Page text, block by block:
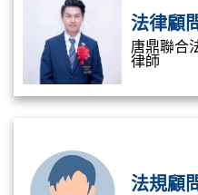
法律顧
唐鼎聯合
律師
法規顧